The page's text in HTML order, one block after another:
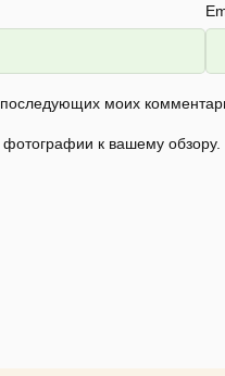
моих
к вашему обзору.